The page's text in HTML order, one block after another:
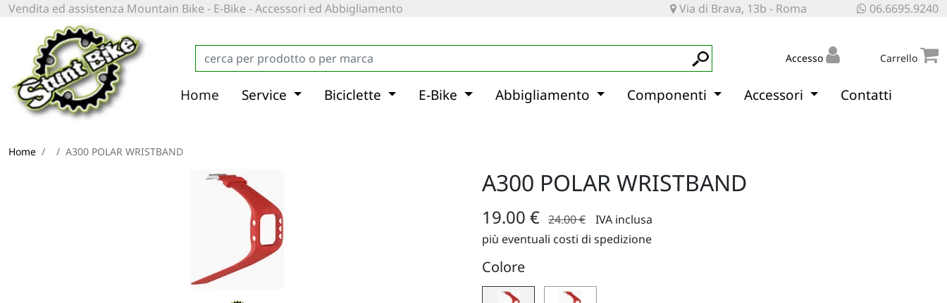
Vendita ed assistenza Mountain Bike - E-Bike - Accessori ed Abbigliamento Via di Brava, 13b - Roma 06.6695.9240
Accesso Carrello
Home Service Biciclette E-Bike Abbigliamento Componenti Accessori Contatti
Home A300 POLAR WRISTBAND
A300 POLAR WRISTBAND
19.00 € 24.00 €
IVA inclusa
più eventuali costi di spedizione
Colore